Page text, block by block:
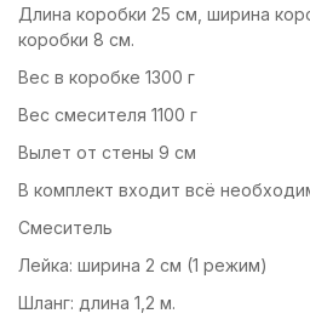
Длина коробки 25 см, ширина
коробки 8 см.
Вес в коробке 1300 г
Вес смесителя 1100 г
Вылет от стены 9 см
В комплект входит всё
Смеситель
Лейка: ширина 2 см (1 режим)
Шланг: длина 1,2 м.